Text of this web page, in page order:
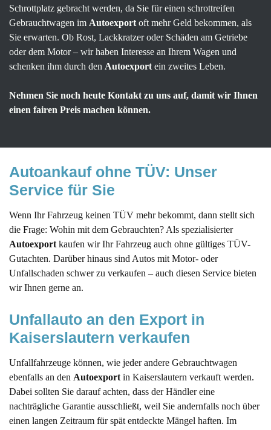
Schrottplatz gebracht werden, da Sie für einen schrottreifen
Gebrauchtwagen im Autoexport oft mehr Geld bekommen, als
Sie erwarten. Ob Rost, Lackkratzer oder Schäden am Getriebe
oder dem Motor – wir haben Interesse an Ihrem Wagen und
schenken ihm durch den Autoexport ein zweites Leben.
Nehmen Sie noch heute Kontakt zu uns auf, damit wir Ihnen
einen fairen Preis machen können.
Autoankauf ohne TÜV: Unser
Service für Sie
Wenn Ihr Fahrzeug keinen TÜV mehr bekommt, dann stellt sich
die Frage: Wohin mit dem Gebrauchten? Als spezialisierter
Autoexport kaufen wir Ihr Fahrzeug auch ohne gültiges TÜV-
Gutachten. Darüber hinaus sind Autos mit Motor- oder
Unfallschaden schwer zu verkaufen – auch diesen Service bieten
wir Ihnen gerne an.
Unfallauto an den Export in
Kaiserslautern verkaufen
Unfallfahrzeuge können, wie jeder andere Gebrauchtwagen
ebenfalls an den Autoexport in Kaiserslautern verkauft werden.
Dabei sollten Sie darauf achten, dass der Händler eine
nachträgliche Garantie ausschließt, weil Sie andernfalls noch über
einen langen Zeitraum für spät entdeckte Mängel haften. Im